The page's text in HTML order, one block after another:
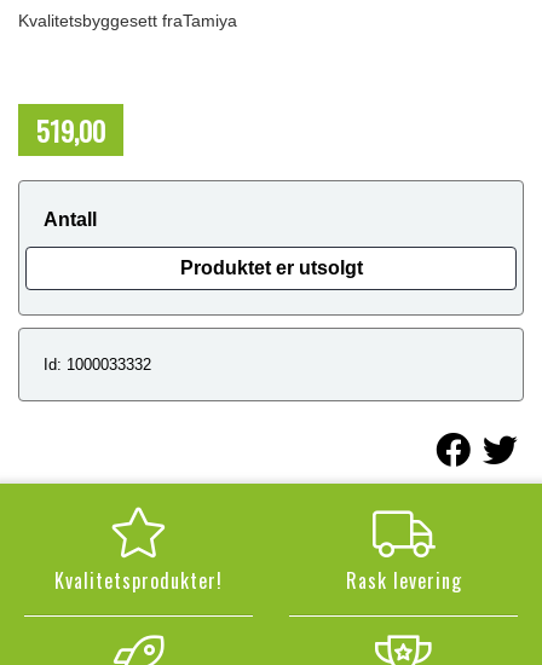
Kvalitetsbyggesett fraTamiya
519,00
Antall
Produktet er utsolgt
Id: 1000033332
Kvalitetsprodukter! Rask levering